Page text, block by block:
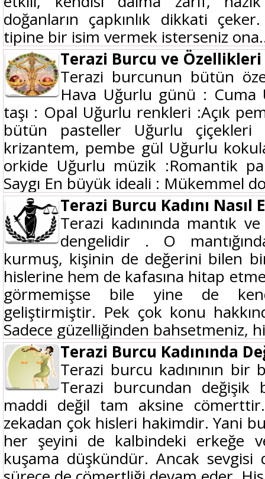
doğanların çapkınlık dikkati
tipine bir isim vermek isterseniz
Terazi Burcu ve Özellikleri
Terazi burcunun bütün
Hava Uğurlu günü : Cuma
taşı : Opal Uğurlu renkleri :Açık
bütün pasteller Uğurlu çiçekleri
krizantem, pembe gül Uğurlu
orkide Uğurlu müzik :Romantik
Saygı En büyük ideali : Mükemmel
Terazi Burcu Kadını
Terazi kadınında mantık
dengelidir . O
kurmuş, kişinin de değerini bilen
hislerine hem de kafasına hitap
görmemişse bile yine de
geliştirmiştir. Pek çok konu
Sadece güzelliğinden bahsetmeniz,
Terazi Burcu Kadınında
Terazi burcu kadınının
Terazi burcundan değişik
maddi değil tam aksine
zekadan çok hisleri hakimdir. Yani
her şeyini de kalbindeki erkeğe
kuşama düşkündür. Ancak sevgisi